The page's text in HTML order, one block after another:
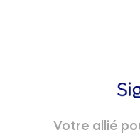
Votre allié